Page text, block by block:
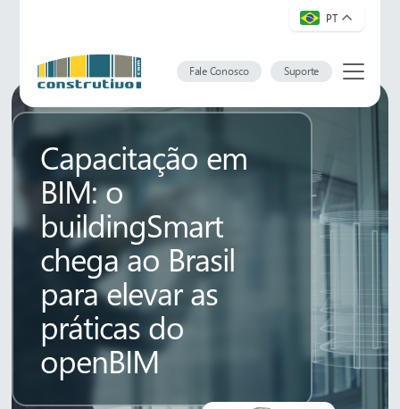
PT
Fale Conosco Suporte
Capacitação em
BIM: o
buildingSmart
chega ao Brasil
para elevar as
práticas do
openBIM